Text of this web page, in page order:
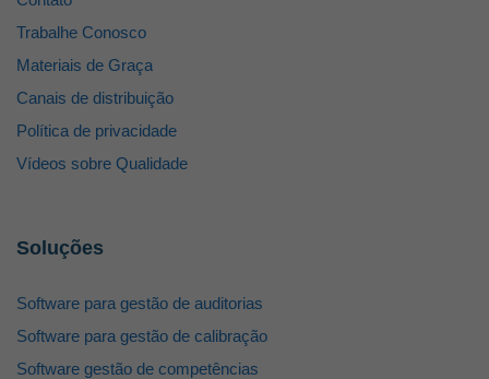
Trabalhe Conosco
Materiais de Graça
Canais de distribuição
Política de privacidade
Vídeos sobre Qualidade
Soluções
Software para gestão de auditorias
Software para gestão de calibração
Software gestão de competências